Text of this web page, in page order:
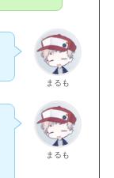
まるも
まるも